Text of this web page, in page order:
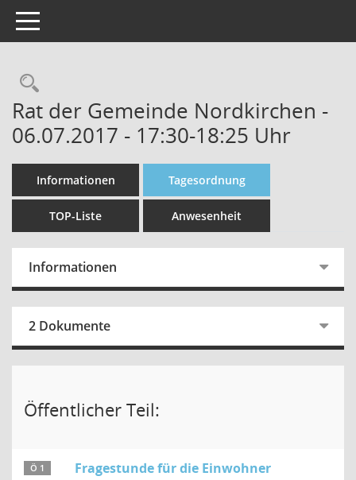
Toggle navigation
Rechercheauswahl
Rat der Gemeinde Nordkirchen -
06.07.2017 - 17:30-18:25 Uhr
Informationen Tagesordnung
TOP-Liste Anwesenheit
Informationen
2 Dokumente
Öffentlicher Teil:
Ö 1 Fragestunde für die Einwohner